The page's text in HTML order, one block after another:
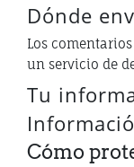
Dónde
Los
un servicio de
Tu
Cómo